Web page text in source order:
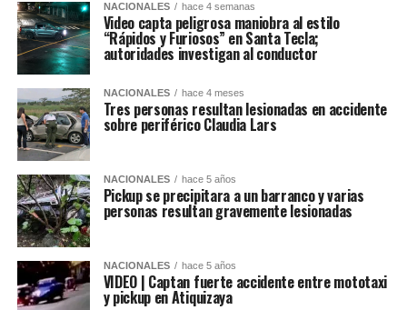
NACIONALES hace 4 semanas
Video capta peligrosa maniobra al estilo
“Rápidos y Furiosos” en Santa Tecla;
autoridades investigan al conductor
NACIONALES hace 4 meses
Tres personas resultan lesionadas en accidente
sobre periférico Claudia Lars
NACIONALES hace 5 años
Pickup se precipitara a un barranco y varias
personas resultan gravemente lesionadas
NACIONALES hace 5 años
VIDEO | Captan fuerte accidente entre mototaxi
y pickup en Atiquizaya